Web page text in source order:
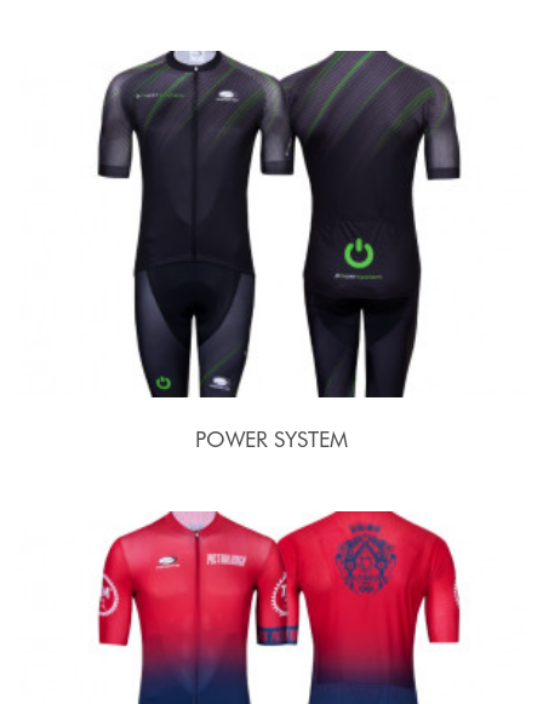
POWER SYSTEM